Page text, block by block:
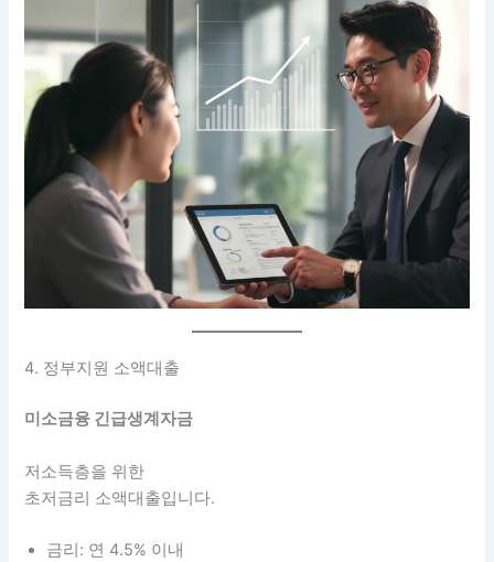
4. 정부지원 소액대출
미소금융 긴급생계자금
저소득층을 위한
초저금리 소액대출입니다.
금리: 연 4.5% 이내